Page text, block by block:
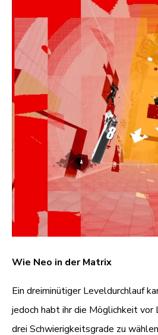
Wie Neo in der Matrix
Ein dreiminütiger Leveldurchlauf
jedoch habt ihr die Möglichkeit vor
drei Schwierigkeitsgrade zu